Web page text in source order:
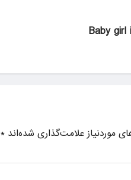
Baby girl
موردنیاز علامت‌گذاری شده‌اند*